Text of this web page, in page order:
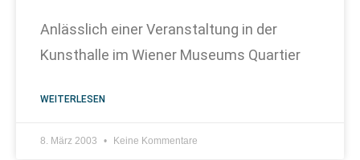
Anlässlich einer Veranstaltung in der
Kunsthalle im Wiener Museums Quartier
WEITERLESEN
8. März 2003 Keine Kommentare